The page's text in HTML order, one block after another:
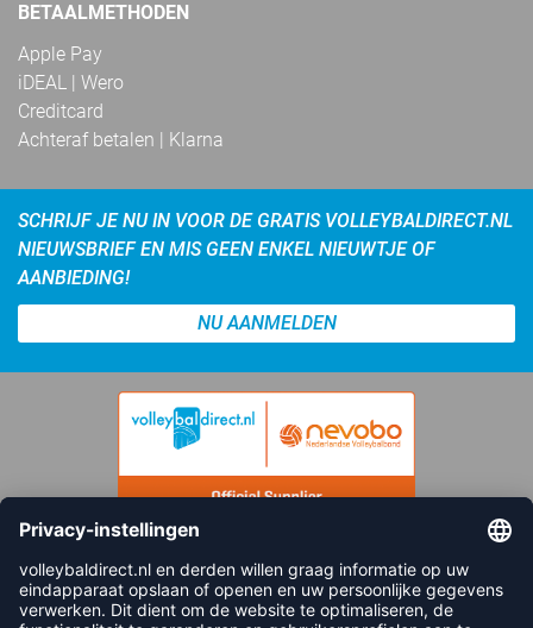
BETAALMETHODEN
Apple Pay
iDEAL | Wero
Creditcard
Achteraf betalen | Klarna
SCHRIJF JE NU IN VOOR DE GRATIS VOLLEYBALDIRECT.NL
NIEUWSBRIEF EN MIS GEEN ENKEL NIEUWTJE OF
AANBIEDING!
NU AANMELDEN